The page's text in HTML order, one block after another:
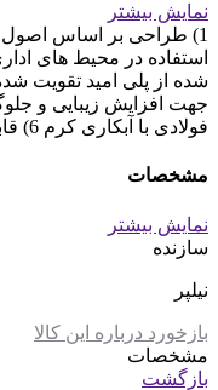
نمایش بیشتر
فولادی با آبکاری کرم 6) قابل سفارش با روکش های...
مشخصات
نمایش بیشتر
سازنده
نیلپر
بازخورد درباره این کالا
مشخصات
بازگشت